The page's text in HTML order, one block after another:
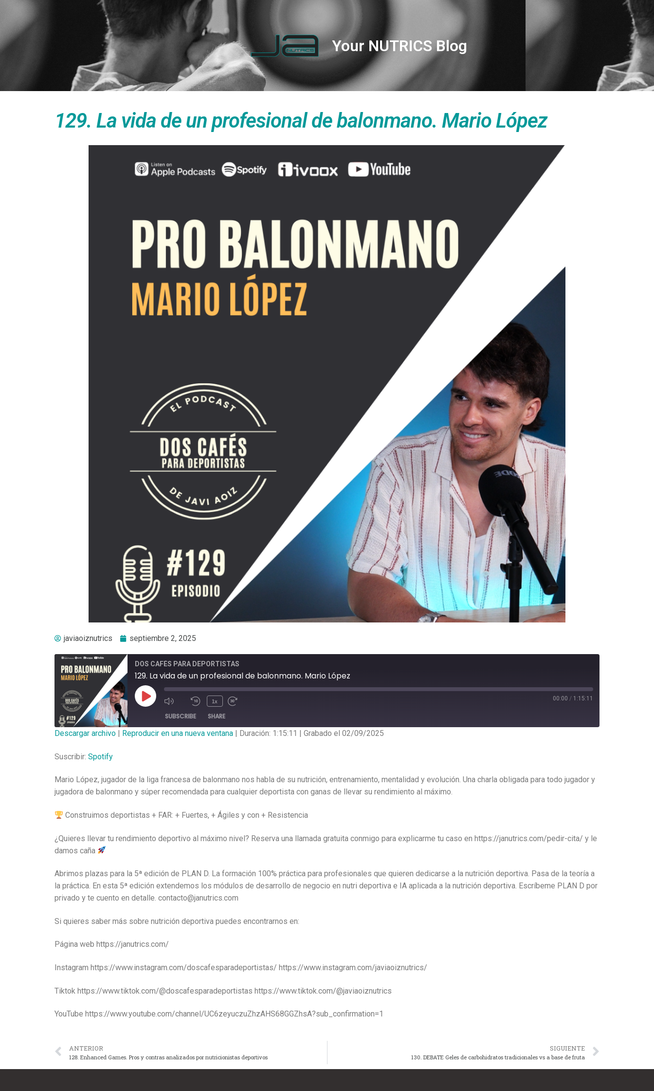
Your NUTRICS Blog
129. La vida de un profesional de balonmano. Mario López
javiaoiznutrics septiembre 2, 2025
DOS CAFÉS PARA DEPORTISTAS
129. La vida de un profesional de balonmano. Mario López
1x 00:00 / 1:15:11
SUBSCRIBE SHARE
EMBED
Descargar archivo | Reproducir en una nueva ventana | Duración: 1:15:11 | Grabado el 02/09/2025
Suscribir: Spotify
Mario López, jugador de la liga francesa de balonmano nos habla de su nutrición, entrenamiento, mentalidad y evolución. Una charla obligada para todo jugador y
jugadora de balonmano y súper recomendada para cualquier deportista con ganas de llevar su rendimiento al máximo.
Construimos deportistas + FAR: + Fuertes, + Ágiles y con + Resistencia
¿Quieres llevar tu rendimiento deportivo al máximo nivel? Reserva una llamada gratuita conmigo para explicarme tu caso en https://janutrics.com/pedir-cita/ y le
damos caña
Abrimos plazas para la 5ª edición de PLAN D. La formación 100% práctica para profesionales que quieren dedicarse a la nutrición deportiva. Pasa de la teoría a
la práctica. En esta 5ª edición extendemos los módulos de desarrollo de negocio en nutri deportiva e IA aplicada a la nutrición deportiva. Escríbeme PLAN D por
privado y te cuento en detalle. contacto@janutrics.com
Si quieres saber más sobre nutrición deportiva puedes encontrarnos en:
Página web https://janutrics.com/
Instagram https://www.instagram.com/doscafesparadeportistas/ https://www.instagram.com/javiaoiznutrics/
Tiktok https://www.tiktok.com/@doscafesparadeportistas https://www.tiktok.com/@javiaoiznutrics
YouTube https://www.youtube.com/channel/UC6zeyuczuZhzAHS68GGZhsA?sub_confirmation=1
ANTERIOR
128. Enhanced Games. Pros y contras analizados por nutricionistas deportivos
SIGUIENTE
130. DEBATE Geles de carbohidratos tradicionales vs a base de fruta